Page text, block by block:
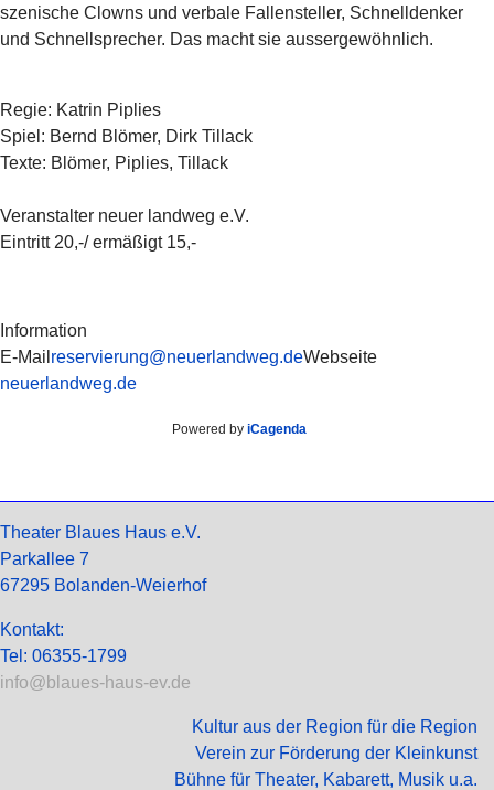
szenische Clowns und verbale Fallensteller, Schnelldenker
und Schnellsprecher. Das macht sie aussergewöhnlich.
Regie: Katrin Piplies
Spiel: Bernd Blömer, Dirk Tillack
Texte: Blömer, Piplies, Tillack
Veranstalter neuer landweg e.V.
Eintritt 20,-/ ermäßigt 15,-
Information
E-Mail reservierung@neuerlandweg.deWebseite
neuerlandweg.de
Powered by iCagenda
Theater Blaues Haus e.V.
Parkallee 7
67295 Bolanden-Weierhof
Kontakt:
Tel: 06355-1799
info@blaues-haus-ev.de
Kultur aus der Region für die Region
Verein zur Förderung der Kleinkunst
Bühne für Theater, Kabarett, Musik u.a.